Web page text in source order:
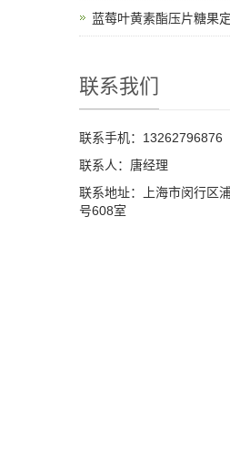
联系我们
联系手机：13262796876
联系人：唐经理
联系地址：上海市闵行区
号608室